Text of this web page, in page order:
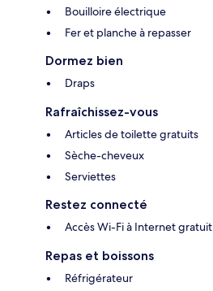
Bouilloire électrique
Fer et planche à repasser
Dormez bien
Draps
Rafraîchissez-vous
Articles de toilette gratuits
Sèche-cheveux
Serviettes
Restez connecté
Accès Wi-Fi à Internet gratuit
Repas et boissons
Réfrigérateur